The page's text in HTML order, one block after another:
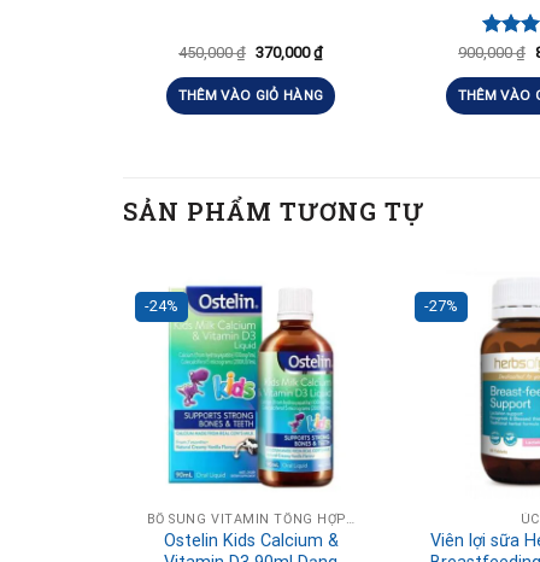
450,000₫ 370,000₫
THÊM VÀO GIỎ HÀNG
Được
5 sao
900,000₫
THÊM VÀO
SẢN PHẨM TƯƠNG TỰ
-24%
BỔ SUNG VITAMIN TỔNG HỢP HÀNG NGÀY
Ostelin Kids Calcium &
-27%
ÚC
Viên lợi sữa